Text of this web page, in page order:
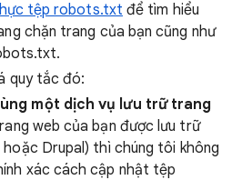
tệp robots.txt để tìm hiểu
chặn trang của bạn cũng như
quy tắc đó:
một dịch vụ lưu trữ trang
web của bạn được lưu trữ
Drupal) thì chúng tôi không
xác cách cập nhật tệp